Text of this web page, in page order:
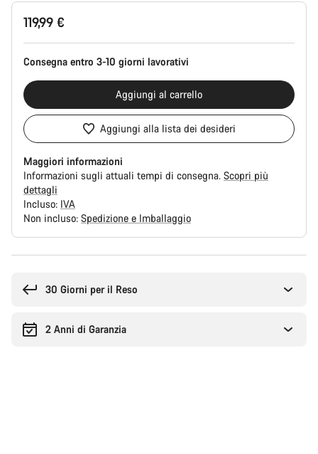
Configurazione
del119,99 €
Consegna entro 3-10 giorni lavorativi
Aggiungi al carrello
Aggiungi alla lista dei desideri
Maggiori informazioni
Informazioni sugli attuali tempi di consegna. Scopri più
dettagli
Incluso: IVA
Non incluso: Spedizione e Imballaggio
l'acquisto30 Giorni per il Reso
2 Anni di Garanzia